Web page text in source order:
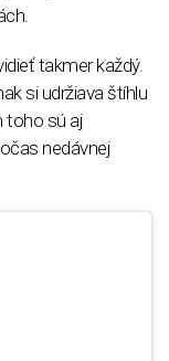
takmer každý.
si udržiava štíhlu
toho sú aj
nedávnej